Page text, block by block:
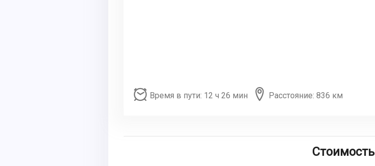
Время в пути: 12 ч 26 мин Расстояние: 836 км
Стоимость